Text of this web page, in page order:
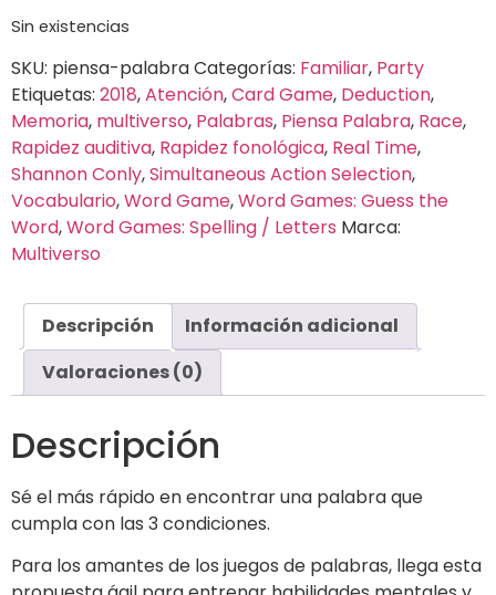
Sin existencias
SKU: piensa-palabraCategorías: Familiar, Party
Etiquetas: 2018,Atención,Card Game, Deduction,
Memoria, multiverso, Palabras, Piensa Palabra, Race,
Rapidez auditiva, Rapidez fonológica, Real Time,
Shannon Conly,Simultaneous Action Selection,
Vocabulario,Word Game,Word Games: Guess the
Word,Word Games: Spelling / Letters Marca:
Multiverso
Descripción
Información adicional
Valoraciones (0)
Descripción
Sé el más rápido en encontrar una palabra que
cumpla con las 3 condiciones.
Para los amantes de los juegos de palabras, llega esta